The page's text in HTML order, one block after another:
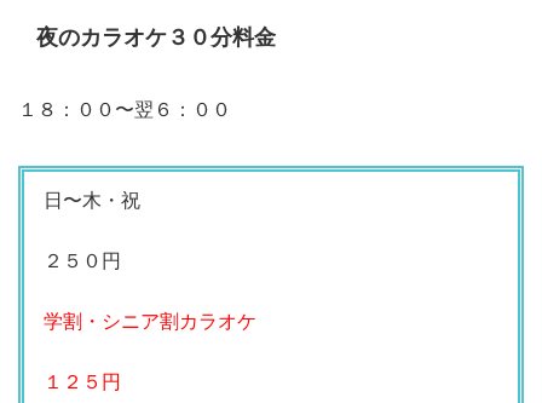
夜のカラオケ３０分料金
１８：００〜翌６：００
日〜木・祝
２５０円
学割・シニア割カラオケ
１２５円